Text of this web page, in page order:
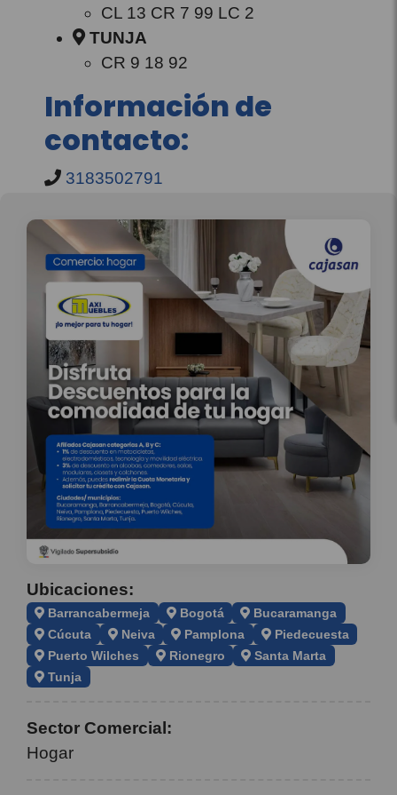
CL 13 CR 7 99 LC 2
TUNJA
CR 9 18 92
Información de
contacto:
3183502791
Ubicaciones:
Barrancabermeja Bogotá
Bucaramanga
Cúcuta
Neiva Pamplona
Piedecuesta
Puerto Wilches
Rionegro
Santa Marta
Tunja
Sector Comercial:
Hogar